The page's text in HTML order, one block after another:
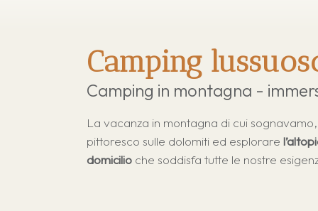
Camping
Camping in montagna -
La vacanza in montagna di cui
pittoresco sulle dolomiti ed esplorare
domicilio che soddisfa tutte le nostre